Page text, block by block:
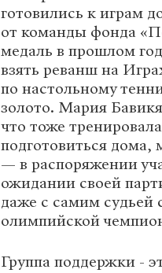
готовились к играм
от команды фонда
медаль в прошлом
взять реванш на
по настольному
золото. Мария
что тоже
подготовиться дома,
— в распоряжении
ожидании своей
даже с самим
олимпийской
Группа поддержки -